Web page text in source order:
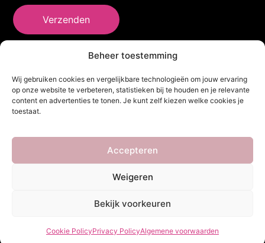
Beheer toestemming
Wij gebruiken cookies en vergelijkbare technologieën om jouw ervaring
op onze website te verbeteren, statistieken bij te houden en je relevante
content en advertenties te tonen. Je kunt zelf kiezen welke cookies je
toestaat.
Accepteren
Weigeren
Bekijk voorkeuren
Cookie PolicyPrivacy PolicyAlgemene voorwaarden
Verzenden
Adres
. Alle rechten voorbehouden. Powered by
Webdesigner
&YHDS